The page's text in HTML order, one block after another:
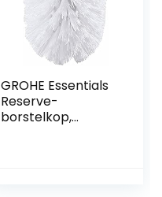
GROHE Essentials
Reserve-
borstelkop,